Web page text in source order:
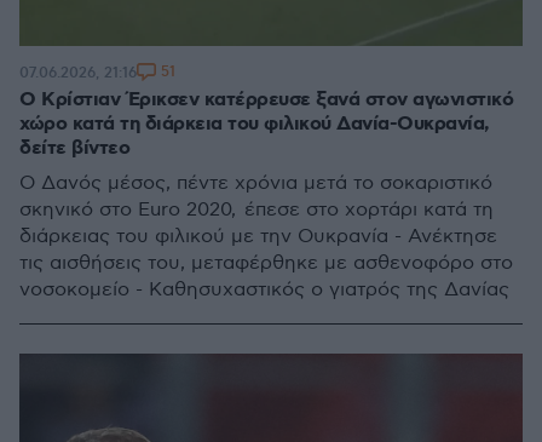
Ο Κρίστιαν Έρικσεν κατέρρευσε ξανά στον αγωνιστικό
χώρο κατά τη διάρκεια του φιλικού Δανία-Ουκρανία,
δείτε βίντεο
Ο Δανός μέσος, πέντε χρόνια μετά το σοκαριστικό
σκηνικό στο Euro 2020, έπεσε στο χορτάρι κατά τη
διάρκειας του φιλικού με την Ουκρανία - Ανέκτησε
τις αισθήσεις του, μεταφέρθηκε με ασθενοφόρο στο
νοσοκομείο - Καθησυχαστικός ο γιατρός της Δανίας
07.06.2026, 21:16 51